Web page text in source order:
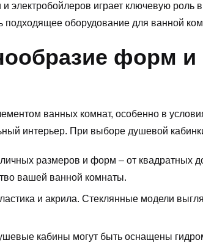
играет ключевую роль
подходящее оборудование для ванной
форм
ванных комнат, особенно в
интерьер. При выборе душевой
размеров и форм – от квадратных
вашей ванной комнаты.
и акрила. Стеклянные модели
кабины могут быть оснащены